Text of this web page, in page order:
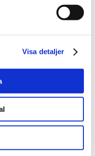
Visa detaljer
livemusik i Saxnäs
som är med.
kommer att